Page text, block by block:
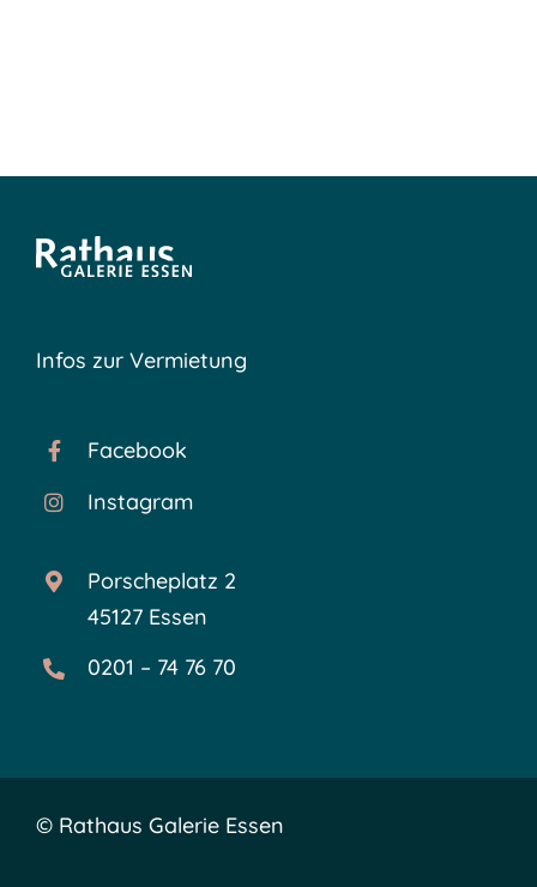
Infos zur Vermietung
Facebook
Instagram
Porscheplatz 2
45127 Essen
0201 – 74 76 70
© Rathaus Galerie Essen